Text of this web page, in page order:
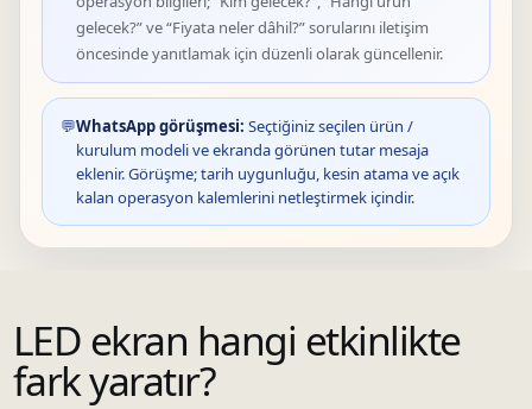
gelecek?” ve “Fiyata neler dâhil?” sorularını iletişim
öncesinde yanıtlamak için düzenli olarak güncellenir.
💬WhatsApp görüşmesi: Seçtiğiniz seçilen ürün /
kurulum modeli ve ekranda görünen tutar mesaja
eklenir. Görüşme; tarih uygunluğu, kesin atama ve açık
kalan operasyon kalemlerini netleştirmek içindir.
LED ekran hangi etkinlikte
fark yaratır?